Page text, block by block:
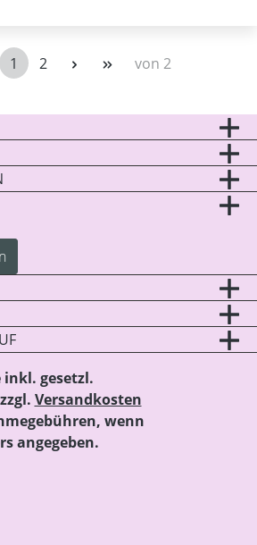
Seite
1 Seite
2 von 2
inkl. gesetzl.
Versandkosten
wenn
angegeben.